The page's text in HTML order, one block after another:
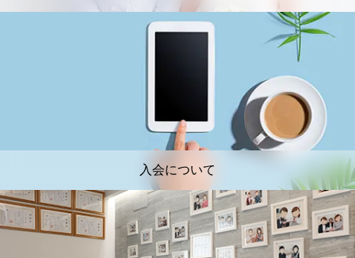
入会について